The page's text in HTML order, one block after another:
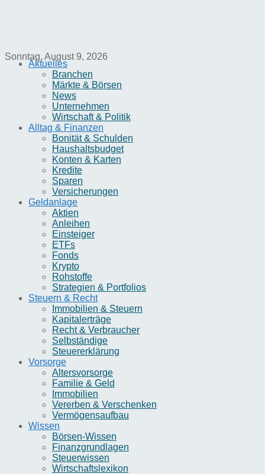
Sonntag, August 9, 2026
Aktuelles
Branchen
Märkte & Börsen
News
Unternehmen
Wirtschaft & Politik
Alltag & Finanzen
Bonität & Schulden
Haushaltsbudget
Konten & Karten
Kredite
Sparen
Versicherungen
Geldanlage
Aktien
Anleihen
Einsteiger
ETFs
Fonds
Krypto
Rohstoffe
Strategien & Portfolios
Steuern & Recht
Immobilien & Steuern
Kapitalerträge
Recht & Verbraucher
Selbständige
Steuererklärung
Vorsorge
Altersvorsorge
Familie & Geld
Immobilien
Vererben & Verschenken
Vermögensaufbau
Wissen
Börsen-Wissen
Finanzgrundlagen
Steuerwissen
Wirtschaftslexikon